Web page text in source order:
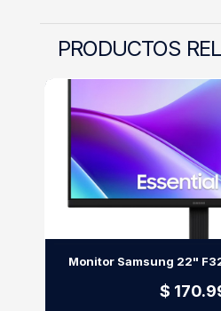
PRODUCTOS
Monitor Samsung 22"
$